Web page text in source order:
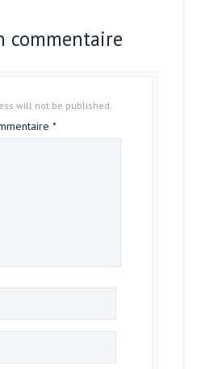
commentaire
will not be published.
*